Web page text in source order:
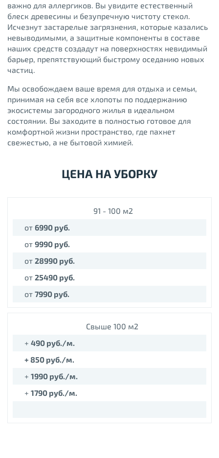
важно для аллергиков. Вы увидите естественный
блеск древесины и безупречную чистоту стекол.
Исчезнут застарелые загрязнения, которые казались
невыводимыми, а защитные компоненты в составе
наших средств создадут на поверхностях невидимый
барьер, препятствующий быстрому оседанию новых
частиц.
Мы освобождаем ваше время для отдыха и семьи,
принимая на себя все хлопоты по поддержанию
экосистемы загородного жилья в идеальном
состоянии. Вы заходите в полностью готовое для
комфортной жизни пространство, где пахнет
свежестью, а не бытовой химией.
ЦЕНА НА УБОРКУ
91 - 100 м2
от 6990 руб.
от 9990 руб.
от 28990 руб.
от 25490 руб.
от 7990 руб.
Cвыше 100 м2
+ 490 руб./м.
+ 850 руб./м.
+ 1990 руб./м.
+ 1790 руб./м.